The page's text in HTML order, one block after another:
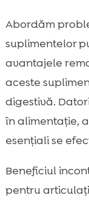
Abordăm
suplimentelor
avantajele
aceste
digestivă.
în alimentație,
esențiali se
Beneficiul
pentru